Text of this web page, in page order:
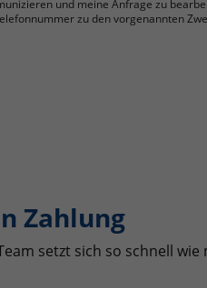
und meine Anfrage zu
zu den vorgenannten
Zahlung
setzt sich so schnell wie